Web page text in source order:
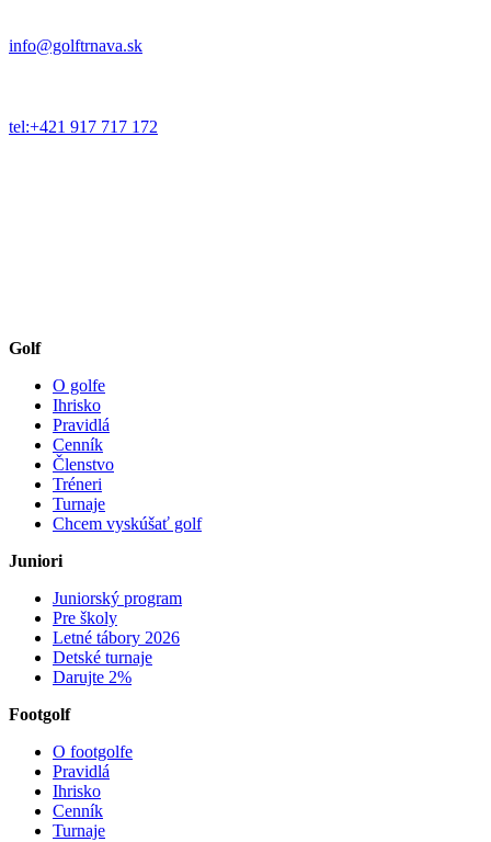
info@golftrnava.sk
tel:+421 917 717 172
Golf
O golfe
Ihrisko
Pravidlá
Cenník
Členstvo
Tréneri
Turnaje
Chcem vyskúšať golf
Juniori
Juniorský program
Pre školy
Letné tábory 2026
Detské turnaje
Darujte 2%
Footgolf
O footgolfe
Pravidlá
Ihrisko
Cenník
Turnaje